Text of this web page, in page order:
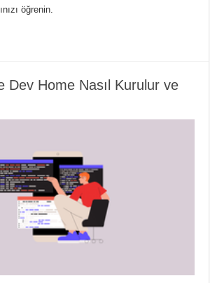
öğrenin.
Dev Home Nasıl Kurulur ve